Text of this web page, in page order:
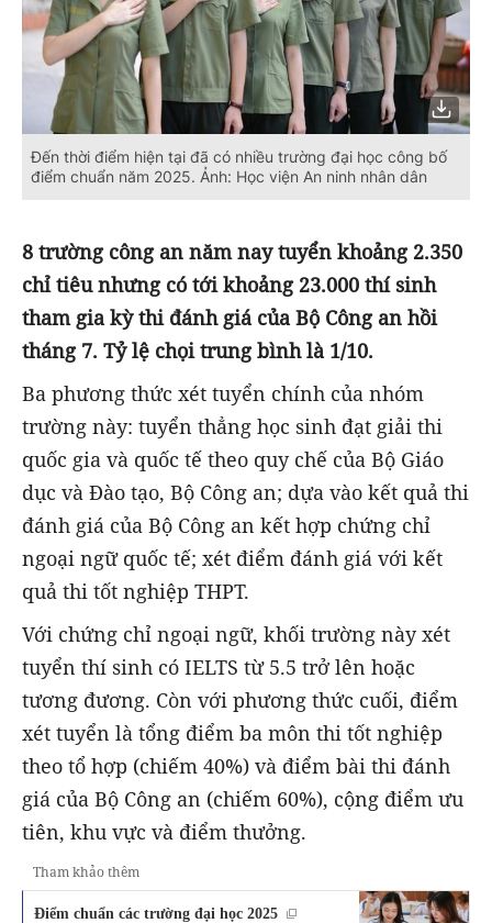
Đến thời điểm hiện tại đã có nhiều trường đại học công bố
điểm chuẩn năm 2025. Ảnh: Học viện An ninh nhân dân
8 trường công an năm nay tuyển khoảng 2.350
chỉ tiêu nhưng có tới khoảng 23.000 thí sinh
tham gia kỳ thi đánh giá của Bộ Công an hồi
tháng 7. Tỷ lệ chọi trung bình là 1/10.
Ba phương thức xét tuyển chính của nhóm
trường này: tuyển thẳng học sinh đạt giải thi
quốc gia và quốc tế theo quy chế của Bộ Giáo
dục và Đào tạo, Bộ Công an; dựa vào kết quả thi
đánh giá của Bộ Công an kết hợp chứng chỉ
ngoại ngữ quốc tế; xét điểm đánh giá với kết
quả thi tốt nghiệp THPT.
Với chứng chỉ ngoại ngữ, khối trường này xét
tuyển thí sinh có IELTS từ 5.5 trở lên hoặc
tương đương. Còn với phương thức cuối, điểm
xét tuyển là tổng điểm ba môn thi tốt nghiệp
theo tổ hợp (chiếm 40%) và điểm bài thi đánh
giá của Bộ Công an (chiếm 60%), cộng điểm ưu
tiên, khu vực và điểm thưởng.
Tham khảo thêm
Điểm chuẩn các trường đại học 2025